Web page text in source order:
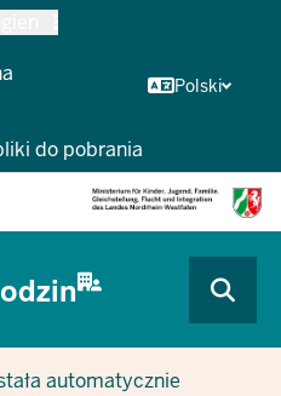
do pobrania
Polski
GMIN
automatycznie